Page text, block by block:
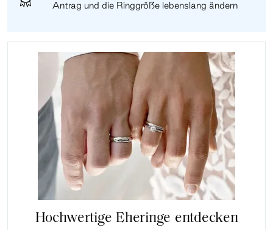
Antrag und die Ringgröße lebenslang ändern
Hochwertige Eheringe entdecken